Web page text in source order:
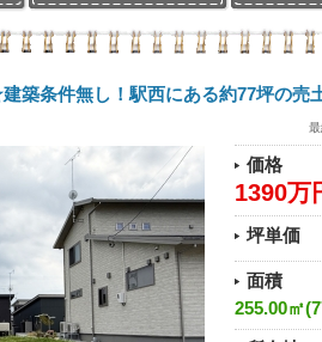
条件無し！駅西にある約77坪の売
価格
1390万
坪単価
面積
255.00㎡